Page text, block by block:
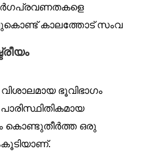
കാലത്തോട് സംവ
വിശാലമായ ഭൂവിഭാഗം
ഒരു